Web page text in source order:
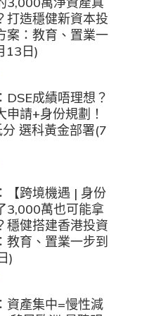
打造穩健新資本投
案：教育、置業一
13日)
DSE成績唔理想？
申請+身份規劃！
選科黃金部署(7
【跨境機遇 | 身份
3,000萬也可能拿
穩健搭建香港投資
教育、置業一步到
)
資產集中=慢性減